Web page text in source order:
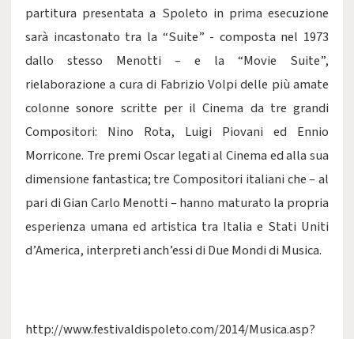
partitura presentata a Spoleto in prima esecuzione
sarà incastonato tra la “Suite” - composta nel 1973
dallo stesso Menotti – e la “Movie Suite”,
rielaborazione a cura di Fabrizio Volpi delle più amate
colonne sonore scritte per il Cinema da tre grandi
Compositori: Nino Rota, Luigi Piovani ed Ennio
Morricone. Tre premi Oscar legati al Cinema ed alla sua
dimensione fantastica; tre Compositori italiani che – al
pari di Gian Carlo Menotti – hanno maturato la propria
esperienza umana ed artistica tra Italia e Stati Uniti
d’America, interpreti anch’essi di Due Mondi di Musica.
http://www.festivaldispoleto.com/2014/Musica.asp?